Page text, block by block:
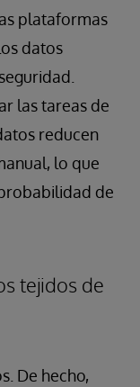
plataformas
datos
las tareas de
reducen
lo que
de
tejidos de
De hecho,